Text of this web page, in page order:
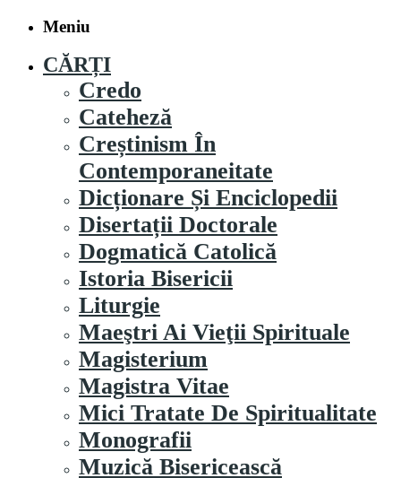
Meniu
CĂRȚI
Credo
Cateheză
Creștinism În
Contemporaneitate
Dicționare Și Enciclopedii
Disertații Doctorale
Dogmatică Catolică
Istoria Bisericii
Liturgie
Maeştri Ai Vieţii Spirituale
Magisterium
Magistra Vitae
Mici Tratate De Spiritualitate
Monografii
Muzică Bisericească